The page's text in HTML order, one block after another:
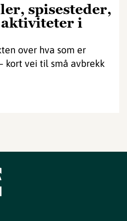
spisesteder,
aktiviteter i
over hva som er
kort vei til små avbrekk